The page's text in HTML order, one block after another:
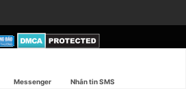
lịch Nhật Bản-Tour Nhật bản
Messenger Nhắn tin SMS